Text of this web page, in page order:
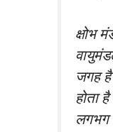
क्षोभ
जगह
होता
लगभग